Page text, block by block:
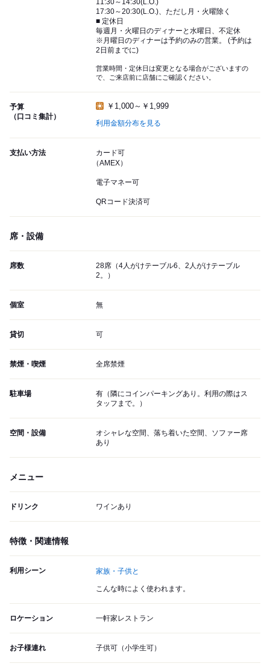
11:30～14:30(L.O.)
17:30～20:30(L.O.)、ただし月・火曜除く
■ 定休日
毎週月・火曜日のディナーと水曜日、不定休
※月曜日のディナーは予約のみの営業。 (予約は
2日前までに)
営業時間・定休日は変更となる場合がございますの
で、ご来店前に店舗にご確認ください。
予算
（口コミ集計）
￥1,000～￥1,999
利用金額分布を見る
支払い方法
カード可
（AMEX）
電子マネー可
QRコード決済可
席・設備
席数
28席（4人がけテーブル6、2人がけテーブル
2。）
個室 無
貸切 可
禁煙・喫煙 全席禁煙
駐車場
有（隣にコインパーキングあり。利用の際はス
タッフまで。）
空間・設備
オシャレな空間、落ち着いた空間、ソファー席
あり
メニュー
ドリンク ワインあり
特徴・関連情報
利用シーン 家族・子供と
こんな時によく使われます。
ロケーション 一軒家レストラン
お子様連れ 子供可（小学生可）